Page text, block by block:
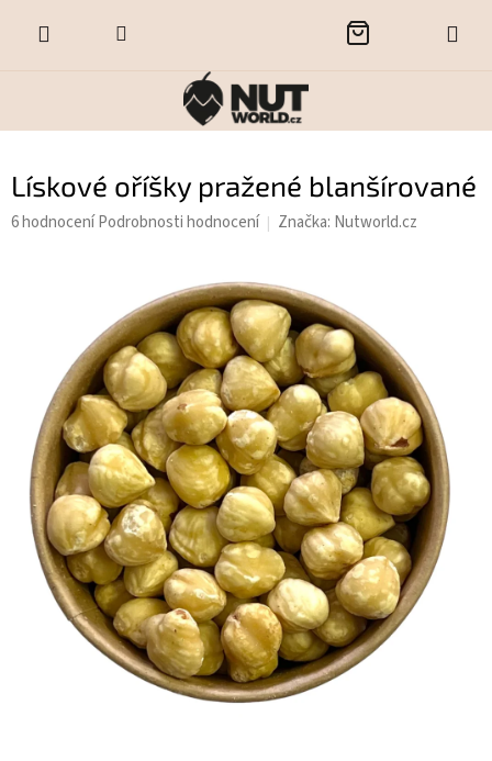
NÁKUPNÍ
Lískové oříšky pražené blanšírované
Průměrné
hvězdiček.
6 hodnoceníPodrobnosti hodnocení Značka: Nutworld.cz